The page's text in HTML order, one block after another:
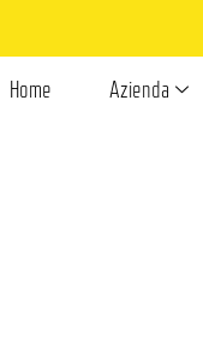
Home Azienda